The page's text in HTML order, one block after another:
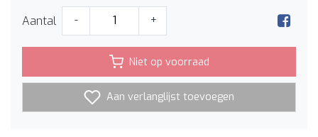
Aantal - +
Niet op voorraad
Aan verlanglijst toevoegen